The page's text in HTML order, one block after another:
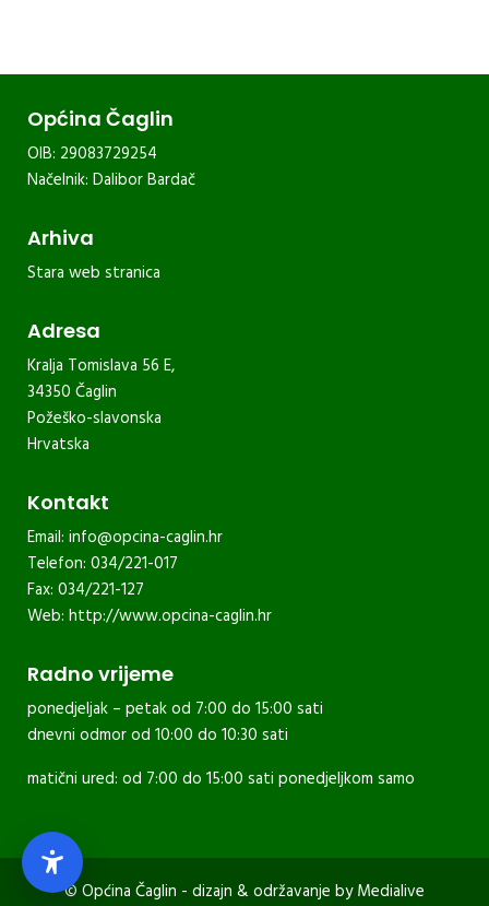
Općina Čaglin
OIB: 29083729254
Načelnik: Dalibor Bardač
Arhiva
Stara web stranica
Adresa
Kralja Tomislava 56 E,
34350 Čaglin
Požeško-slavonska
Hrvatska
Kontakt
Email: info@opcina-caglin.hr
Telefon: 034/221-017
Fax: 034/221-127
Web: http://www.opcina-caglin.hr
Radno vrijeme
ponedjeljak – petak od 7:00 do 15:00 sati
dnevni odmor od 10:00 do 10:30 sati
matični ured: od 7:00 do 15:00 sati ponedjeljkom samo
© Općina Čaglin - dizajn & održavanje byMedialive